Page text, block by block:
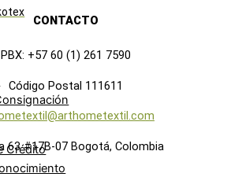
Crédito
CONTACTO
PBX: +57 60 (1) 261 7590
Código Postal 111611
63 #17B-07 Bogotá, Colombia